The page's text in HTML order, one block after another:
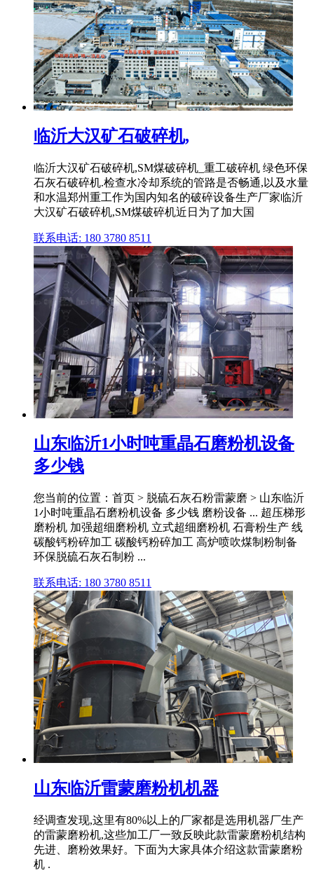
临沂大汉矿石破碎机,
临沂大汉矿石破碎机,SM煤破碎机_重工破碎机 绿色环保
石灰石破碎机.检查水冷却系统的管路是否畅通,以及水量
和水温郑州重工作为国内知名的破碎设备生产厂家临沂
大汉矿石破碎机,SM煤破碎机近日为了加大国
联系电话: 180 3780 8511
山东临沂1小时吨重晶石磨粉机设备
多少钱
您当前的位置：首页 > 脱硫石灰石粉雷蒙磨 > 山东临沂
1小时吨重晶石磨粉机设备 多少钱 磨粉设备 ... 超压梯形
磨粉机 加强超细磨粉机 立式超细磨粉机 石膏粉生产 线
碳酸钙粉碎加工 碳酸钙粉碎加工 高炉喷吹煤制粉制备
环保脱硫石灰石制粉 ...
联系电话: 180 3780 8511
山东临沂雷蒙磨粉机机器
经调查发现,这里有80%以上的厂家都是选用机器厂生产
的雷蒙磨粉机,这些加工厂一致反映此款雷蒙磨粉机结构
先进、磨粉效果好。下面为大家具体介绍这款雷蒙磨粉
机 .